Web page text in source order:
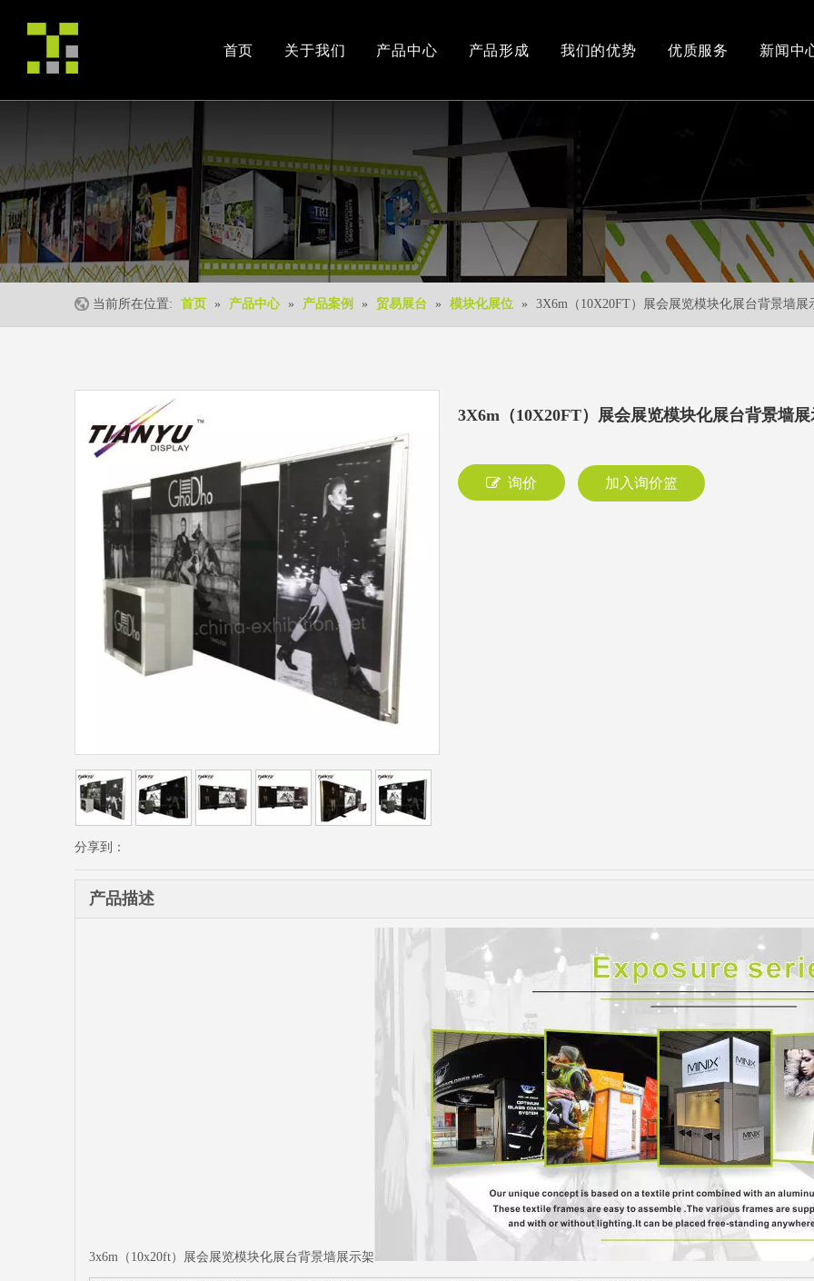
首页 关于我们
办公和车间环境
产品中心 产品形成 我们的优势 优质服务 新闻中
当前所在位置: 首页 » 产品中心 » 产品案例 » 贸易展台 » 模块化展位 » 3X6m（10X20FT）展会展览模块化展台背景墙展
分享到：
3X6m（10X20FT）展会展览模块化展台背景墙
询价 加入询价篮
产品描述
3x6m（10x20ft）展会展览模块化展台背景墙展示架